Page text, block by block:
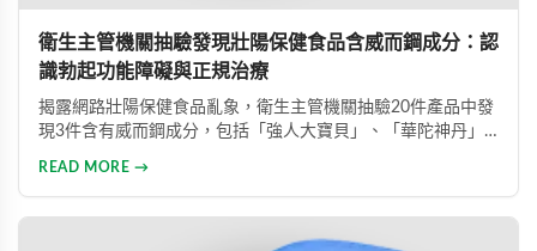
衛生主管機關抽驗發現壯陽保健食品含威而鋼成分：認
識勃起功能障礙與正規治療
揭露網路壯陽保健食品亂象，衛生主管機關抽驗20件產品中發
現3件含有威而鋼成分，包括「強人大寶貝」、「華陀神丹」
READ MORE →